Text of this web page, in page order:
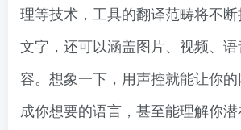
理等技术，工具的翻译范畴将不
文字，还可以涵盖图片、视频、
容。想象一下，用声控就能让你的
成你想要的语言，甚至能理解你